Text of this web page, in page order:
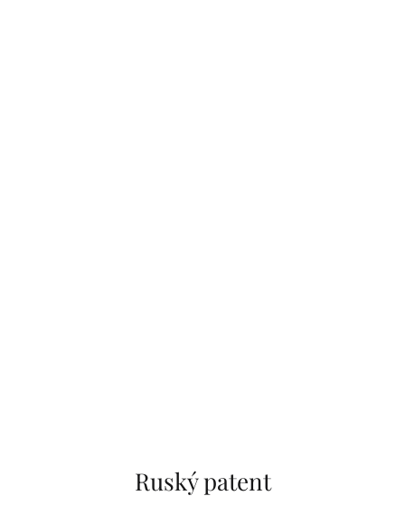
Ruský patent